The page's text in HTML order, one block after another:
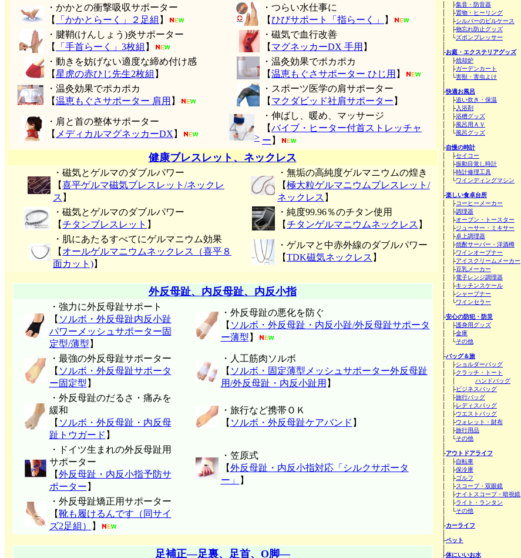
│ ├集音・防音器
│ ├置物・ヒーリング
│ ├シルバーのピルケース
│ ├物忘れ防止グッズ
│ └ズボンプレッサー
├お庭・エクステリアグッズ
│ ├焼却炉
│ ├ガーデンカート
│ └害獣・害虫よけ
├快適お風呂
│ ├追い炊き・保温
│ ├入浴剤
│ ├浴槽グッズ
│ ├風呂用ＡＶ
│ └風呂グッズ
├自慢の時計
│ ├セイコー
│ ├振動目覚し時計
│ ├時計修理工具
│ └ワインディングマシン
├楽しい食卓台所
│ ├コーヒーメーカー
│ ├調理器
│ ├オーブン・トースター
│ ├ジューサー・ミキサー
│ ├卓上調理器
│ ├焼酎サーバー・洋酒樽
│ ├ワインオープナー
│ ├アイスクリームメーカー
│ ├豆乳メーカー
│ ├電子レンジ調理器
│ ├キッチンスケール
│ ├シャープナー
│ └ワインセラー
├安心の防犯・防災
│ ├護身用グッズ
│ ├金庫
│ └その他
├バッグ＆旅
│ ├ショルダーバッグ
│ ├クラッチ・トート
ハンドバッグ
│ ├ビジネスバッグ
│ ├旅行バッグ
│ ├レディスバッグ
│ ├ウエストバッグ
│ ├ウォレット・財布
│ ├旅行用品
│ └その他
├アウトドアライフ
│ ├自転車
│ ├保冷庫
│ ├ゴルフ
│ ├スコープ・双眼鏡
│ ├ナイトスコープ・暗視鏡
│ ├ライト・ランタン
│ └その他
├カーライフ
├ペット
├体にいいお水
・かかとの衝撃吸収サポーター
【
「かかとらーく」２足組 】
・つらい水仕事に
【ひびサポート「指らーく」
】
・腱鞘(けんしょう)炎サポーター
【
「手首らーく」3枚組 】
・磁気で血行改善
【 マグネッカーDX 手用 】
・動きを妨げない適度な締め付け感
【星虎の赤ひじ先生2枚組 】
・温灸効果でポカポカ
【温恵もぐさサポーター ひじ用 】
・温灸効果でポカポカ
【温恵もぐさサポーター 肩用 】
・スポーツ医学の肩サポーター
【 マクダビッド社肩サポーター 】
・肩と首の整体サポーター
【 メディカルマグネッカーDX 】 >
・伸ばし、暖め、マッサージ
【バイブ・ヒーター付首ストレッチャ
ー 】
健康ブレスレット、ネックレス
・磁気とゲルマのダブルパワー
【喜平ゲルマ磁気ブレスレット/ネックレ
ス 】
・無垢の高純度ゲルマニウムの煌き
【極大粒ゲルマニウムブレスレット/
ネックレス 】
・磁気とゲルマのダブルパワー
【チタンブレスレット 】
・純度99.96％のチタン使用
【チタンゲルマニウムネックレス 】
・肌にあたるすべてにゲルマニウム効果
【 オールゲルマニウムネックレス（喜平８
面カット)】
・ゲルマと中赤外線のダブルパワー
【TDK磁気ネックレス 】
外反母趾、内反母趾、内反小指
・強力に外反母趾サポート
【 ソルボ・外反母趾内反小趾
パワーメッシュサポーター固
定型/薄型 】
・外反母趾の悪化を防ぐ
【 ソルボ・外反母趾・内反小趾/外反母趾サポータ
ー薄型 】
・最強の外反母趾サポーター
【 ソルボ・外反母趾サポータ
ー固定型 】
・人工筋肉ソルボ
【 ソルボ・固定薄型メッシュサポーター外反母趾
用/外反母趾・内反小趾用 】
・外反母趾のだるさ・痛みを
緩和
【 ソルボ・外反母趾・内反母
趾トウガード 】
・旅行など携帯ＯＫ
【 ソルボ・外反母趾ケアバンド 】
・ドイツ生まれの外反母趾用
サポーター
【外反母趾・内反小指予防サ
ポーター 】
・笠原式
【外反母趾・内反小指対応「シルクサポータ
ー」
】
・外反母趾矯正用サポーター
【靴も履けるんです（同サイ
ズ2足組）
】
足補正―足裏、足首、O脚―